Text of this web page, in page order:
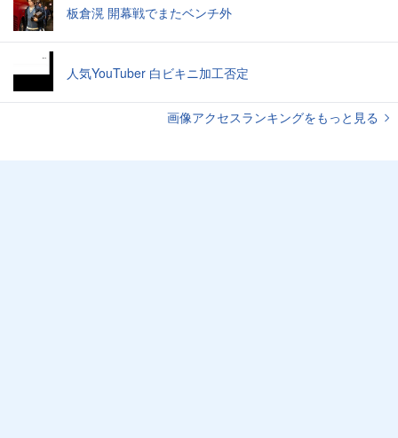
板倉滉 開幕戦でまたベンチ外
人気YouTuber 白ビキニ加工否定
画像アクセスランキングをもっと見る